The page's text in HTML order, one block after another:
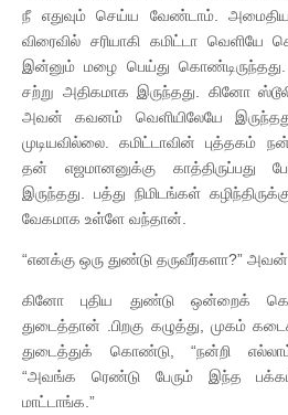
நீ எதுவும் செய்ய வேண்டாம்.
விரைவில் சரியாகி கமிட்டா
இன்னும் மழை பெய்து
சற்று அதிகமாக இருந்தது. கினோ
அவன் கவனம் வெளியிலேயே
முடியவில்லை. கமிட்டாவின் புத்தகம்
தன் எஜமானனுக்கு காத்திருப்பது
இருந்தது. பத்து நிமிடங்கள்
வேகமாக உள்ளே வந்தான்.
“எனக்கு ஒரு துண்டு தருவீர்களா?”
கினோ புதிய துண்டு ஒன்றைக்
துடைத்தான் .பிறகு கழுத்து, முகம்
துடைத்துக் கொண்டு, “நன்றி எல்லாம்
“அவங்க ரெண்டு பேரும் இந்த
மாட்டாங்க.”